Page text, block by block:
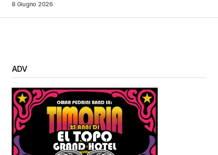
8 Giugno 2026
ADV